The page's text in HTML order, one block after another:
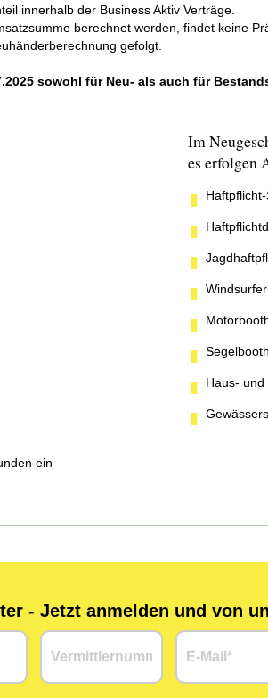
innerhalb der Business Aktiv Verträge.
berechnet werden, findet keine
gefolgt.
sowohl für Neu- als auch für
ein
Im
es erfolgen
Haus-
- Jetzt anmelden und von